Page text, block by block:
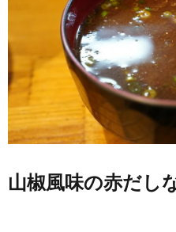
山椒風味の赤だし